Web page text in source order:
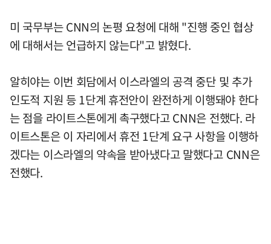
미 국무부는 CNN의 논평 요청에 대해 "진행 중인 협상
에 대해서는 언급하지 않는다"고 밝혔다.
알히야는 이번 회담에서 이스라엘의 공격 중단 및 추가
인도적 지원 등 1단계 휴전안이 완전하게 이행돼야 한다
는 점을 라이트스톤에게 촉구했다고 CNN은 전했다. 라
이트스톤은 이 자리에서 휴전 1단계 요구 사항을 이행하
겠다는 이스라엘의 약속을 받아냈다고 말했다고 CNN은
전했다.